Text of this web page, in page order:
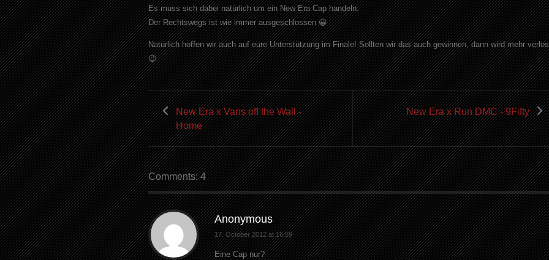
Es muss sich dabei natürlich um ein New Era Cap handeln.
Der Rechtswegs ist wie immer ausgeschlossen 😀
Natürlich hoffen wir auch auf eure Unterstützung im Finale! Sollten wir das auch gewinnen, dann wird mehr
😉
New Era x Vans off the Wall -
Home
New Era x Run DMC - 9Fifty
Comments: 4
Anonymous
17. October 2012 at 16:59
Eine Cap nur?